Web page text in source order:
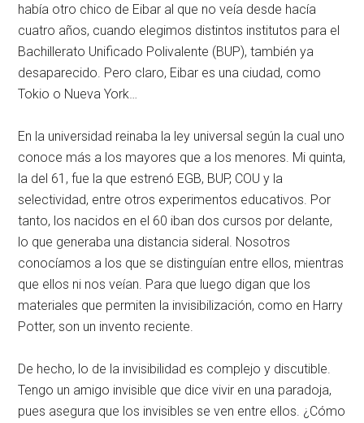
había otro chico de Eibar al que no veía desde hacía
cuatro años, cuando elegimos distintos institutos para el
Bachillerato Unificado Polivalente (BUP), también ya
desaparecido. Pero claro, Eibar es una ciudad, como
Tokio o Nueva York…
En la universidad reinaba la ley universal según la cual uno
conoce más a los mayores que a los menores. Mi quinta,
la del 61, fue la que estrenó EGB, BUP, COU y la
selectividad, entre otros experimentos educativos. Por
tanto, los nacidos en el 60 iban dos cursos por delante,
lo que generaba una distancia sideral. Nosotros
conocíamos a los que se distinguían entre ellos, mientras
que ellos ni nos veían. Para que luego digan que los
materiales que permiten la invisibilización, como en Harry
Potter, son un invento reciente.
De hecho, lo de la invisibilidad es complejo y discutible.
Tengo un amigo invisible que dice vivir en una paradoja,
pues asegura que los invisibles se ven entre ellos. ¿Cómo